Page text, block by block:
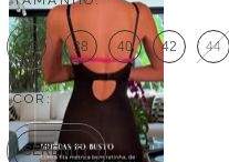
36 38 40 42 44
COR:
SERENITY